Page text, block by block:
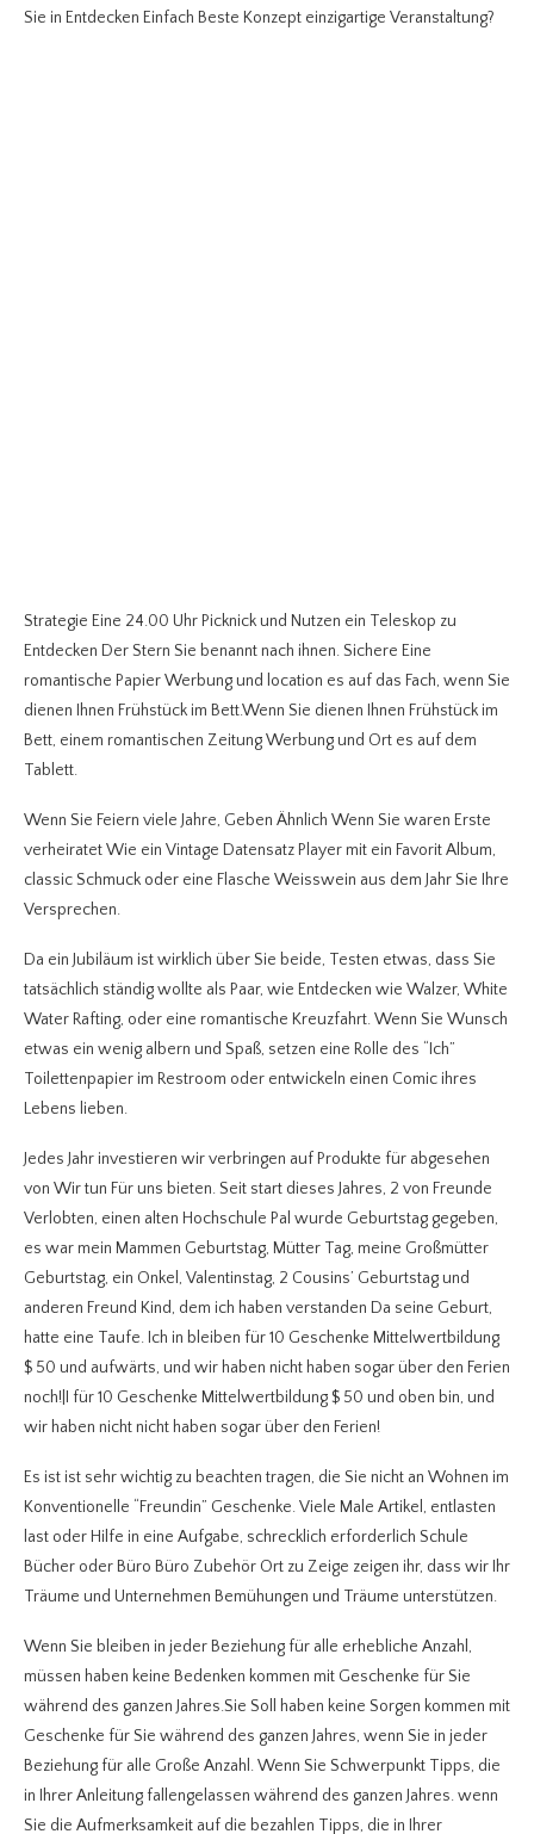
Sie in Entdecken Einfach Beste Konzept einzigartige Veranstaltung?
Strategie Eine 24.00 Uhr Picknick und Nutzen ein Teleskop zu
Entdecken Der Stern Sie benannt nach ihnen. Sichere Eine
romantische Papier Werbung und location es auf das Fach, wenn Sie
dienen Ihnen Frühstück im Bett.Wenn Sie dienen Ihnen Frühstück im
Bett, einem romantischen Zeitung Werbung und Ort es auf dem
Tablett.
Wenn Sie Feiern viele Jahre, Geben Ähnlich Wenn Sie waren Erste
verheiratet Wie ein Vintage Datensatz Player mit ein Favorit Album,
classic Schmuck oder eine Flasche Weisswein aus dem Jahr Sie Ihre
Versprechen.
Da ein Jubiläum ist wirklich über Sie beide, Testen etwas, dass Sie
tatsächlich ständig wollte als Paar, wie Entdecken wie Walzer, White
Water Rafting, oder eine romantische Kreuzfahrt. Wenn Sie Wunsch
etwas ein wenig albern und Spaß, setzen eine Rolle des “Ich”
Toilettenpapier im Restroom oder entwickeln einen Comic ihres
Lebens lieben.
Jedes Jahr investieren wir verbringen auf Produkte für abgesehen
von Wir tun Für uns bieten. Seit start dieses Jahres, 2 von Freunde
Verlobten, einen alten Hochschule Pal wurde Geburtstag gegeben,
es war mein Mammen Geburtstag, Mütter Tag, meine Großmütter
Geburtstag, ein Onkel, Valentinstag, 2 Cousins’ Geburtstag und
anderen Freund Kind, dem ich haben verstanden Da seine Geburt,
hatte eine Taufe. Ich in bleiben für 10 Geschenke Mittelwertbildung
$ 50 und aufwärts, und wir haben nicht haben sogar über den Ferien
noch!|I für 10 Geschenke Mittelwertbildung $ 50 und oben bin, und
wir haben nicht nicht haben sogar über den Ferien!
Es ist ist sehr wichtig zu beachten tragen, die Sie nicht an Wohnen im
Konventionelle “Freundin” Geschenke. Viele Male Artikel, entlasten
last oder Hilfe in eine Aufgabe, schrecklich erforderlich Schule
Bücher oder Büro Büro Zubehör Ort zu Zeige zeigen ihr, dass wir Ihr
Träume und Unternehmen Bemühungen und Träume unterstützen.
Wenn Sie bleiben in jeder Beziehung für alle erhebliche Anzahl,
müssen haben keine Bedenken kommen mit Geschenke für Sie
während des ganzen Jahres.Sie Soll haben keine Sorgen kommen mit
Geschenke für Sie während des ganzen Jahres, wenn Sie in jeder
Beziehung für alle Große Anzahl. Wenn Sie Schwerpunkt Tipps, die
in Ihrer Anleitung fallengelassen während des ganzen Jahres. wenn
Sie die Aufmerksamkeit auf die bezahlen Tipps, die in Ihrer